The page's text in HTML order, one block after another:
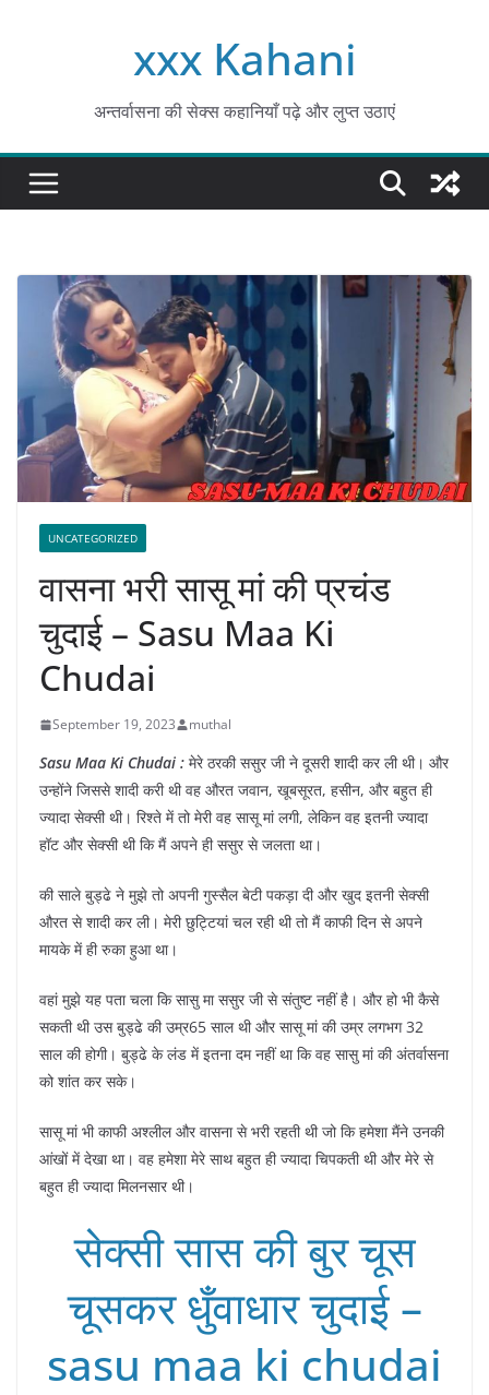
xxx Kahani
अन्तर्वासना की सेक्स कहानियाँ पढ़े और लुप्त उठाएं
UNCATEGORIZED
वासना भरी सासू मां की प्रचंड
चुदाई – Sasu Maa Ki
Chudai
September 19, 2023 muthal
Sasu Maa Ki Chudai : मेरे ठरकी ससुर जी ने दूसरी शादी कर ली थी। और
उन्होंने जिससे शादी करी थी वह औरत जवान, खूबसूरत, हसीन, और बहुत ही
ज्यादा सेक्सी थी। रिश्ते में तो मेरी वह सासू मां लगी, लेकिन वह इतनी ज्यादा
हॉट और सेक्सी थी कि मैं अपने ही ससुर से जलता था।
की साले बुड्ढे ने मुझे तो अपनी गुस्सैल बेटी पकड़ा दी और खुद इतनी सेक्सी
औरत से शादी कर ली। मेरी छुट्टियां चल रही थी तो मैं काफी दिन से अपने
मायके में ही रुका हुआ था।
वहां मुझे यह पता चला कि सासु मा ससुर जी से संतुष्ट नहीं है। और हो भी कैसे
सकती थी उस बुड्ढे की उम्र65 साल थी और सासू मां की उम्र लगभग 32
साल की होगी। बुड्ढे के लंड में इतना दम नहीं था कि वह सासु मां की अंतर्वासना
को शांत कर सके।
सासू मां भी काफी अश्लील और वासना से भरी रहती थी जो कि हमेशा मैंने उनकी
आंखों में देखा था। वह हमेशा मेरे साथ बहुत ही ज्यादा चिपकती थी और मेरे से
बहुत ही ज्यादा मिलनसार थी।
सेक्सी सास की बुर चूस
चूसकर धुँवाधार चुदाई –
sasu maa ki chudai